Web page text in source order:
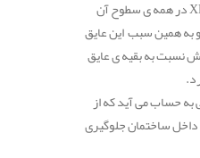
استحکام فشاری عایق XPS در همه ی سطوح آن
به همین سبب این عایق
نسبت به بقیه ی عایق
به حساب می آید که از
ساختمان جلوگیری